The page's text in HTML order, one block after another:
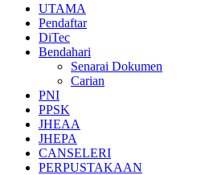
UTAMA
Pendaftar
DiTec
Bendahari
Senarai Dokumen
Carian
PNI
PPSK
JHEAA
JHEPA
CANSELERI
PERPUSTAKAAN